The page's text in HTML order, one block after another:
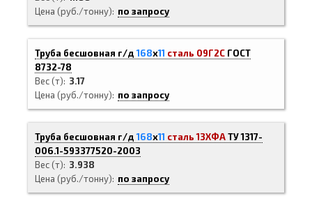
Цена (руб./тонну)
по запросу
Труба бесшовная г/д168х11 сталь 09Г2С ГОСТ
8732-78
Вес (т)
3.17
Цена (руб./тонну)
по запросу
Труба бесшовная г/д168х11 сталь 13ХФАТУ 1317-
006.1-593377520-2003
Вес (т)
3.938
Цена (руб./тонну)
по запросу